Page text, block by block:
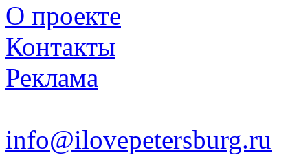
О проекте
Контакты
Реклама
info@ilovepetersburg.ru